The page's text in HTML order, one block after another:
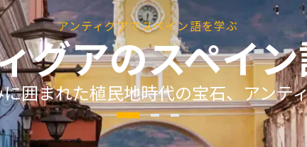
アンティグアでスペイン語を学ぶ
グアのスペイ
囲まれた植民地時代の宝石、アンテ